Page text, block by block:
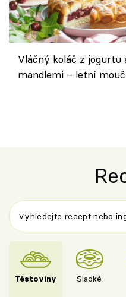
Vláčný koláč z jogurtu
mandlemi – letní
Těstoviny Sladké